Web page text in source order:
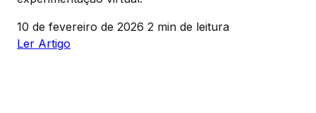
10 de fevereiro de 2026 2 min de leitura
Ler Artigo